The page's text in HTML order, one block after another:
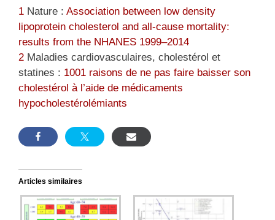
1 Nature : Association between low density
lipoprotein cholesterol and all‑cause mortality:
results from the NHANES 1999–2014
2 Maladies cardiovasculaires, cholestérol et
statines : 1001 raisons de ne pas faire baisser son
cholestérol à l’aide de médicaments
hypocholestérolémiants
Articles similaires